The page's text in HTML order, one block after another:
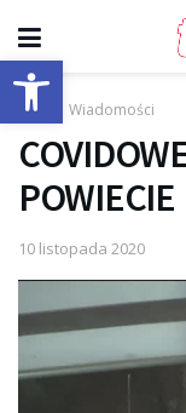
Otwórz pasek narzędzi
Start Wiadomości
POWIECIE
10 listopada 2020